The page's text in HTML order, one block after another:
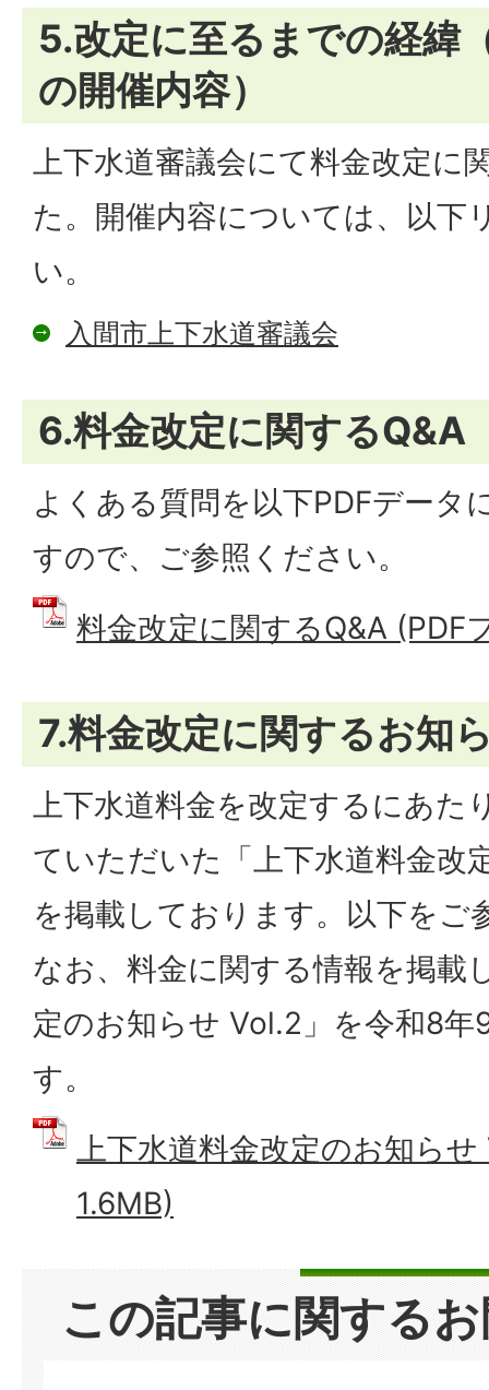
5.改定に至るまでの経緯
の開催内容）
上下水道審議会にて料金改定に
た。開催内容については、以下
い。
入間市上下水道審議会
6.料金改定に関するQ&A
よくある質問を以下PDFデータ
すので、ご参照ください。
料金改定に関するQ&A (PDF
7.料金改定に関するお知
上下水道料金を改定するにあた
ていただいた「上下水道料金改
を掲載しております。以下をご
なお、料金に関する情報を掲載
定のお知らせ Vol.2」を令和8年
す。
上下水道料金改定のお知ら
1.6MB)
この記事に関する